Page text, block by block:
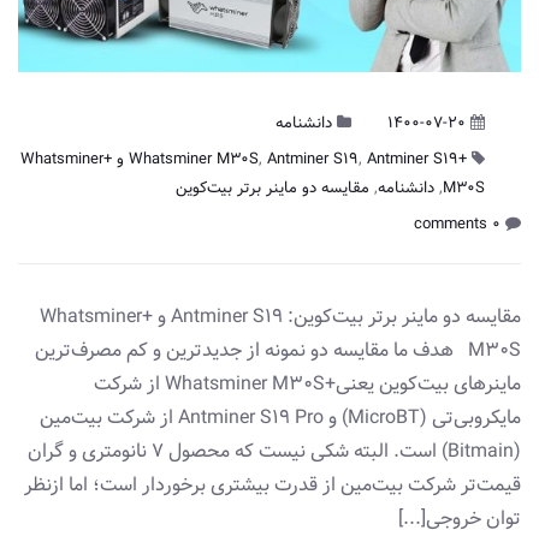
1400-07-20
دانشنامه
+Whatsminer M۳۰S
, Antminer S۱۹,
Antminer S۱۹ و +Whatsminer
M۳۰S,دانشنامه, مقایسه دو ماینر برتر بیت‌کوین
0 comments
مقایسه دو ماینر برتر بیت‌کوین: Antminer S۱۹ و +Whatsminer
M۳۰S هدف ما مقایسه دو نمونه از جدیدترین و کم ‌مصرف‌ترین
ماینرهای بیت‌کوین یعنی+Whatsminer M۳۰S از شرکت
مایکرو‌بی‌تی (MicroBT) و Antminer S۱۹ Pro از شرکت بیت‌مین
(Bitmain) است. البته شکی نیست که محصول ۷ نانومتری و گران
‌‌قیمت‌تر شرکت بیت‌مین از قدرت بیشتری برخوردار است؛ اما ازنظر
توان خروجی[...]